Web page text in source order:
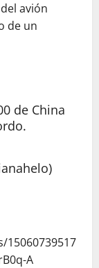
avión
de un
de China
A